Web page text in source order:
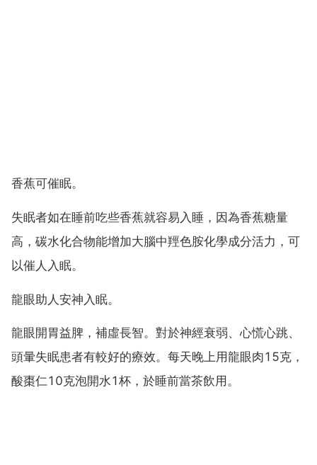
香蕉可催眠。
失眠者如在睡前吃些香蕉就容易入睡，因為香蕉糖量
高，碳水化合物能增加大腦中羥色胺化學成分活力，可
以催人入眠。
龍眼助人安神入眠。
龍眼開胃益脾，補虛長智。對於神經衰弱、心慌心跳、
頭暈失眠患者有較好的療效。每天晚上用龍眼肉15克，
酸棗仁10克泡開水1杯，於睡前當茶飲用。